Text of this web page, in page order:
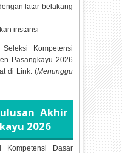
latar belakang
instansi
Kompetensi
Pasangkayu 2026
di Link: (Menunggu
Akhir
2026
Dasar